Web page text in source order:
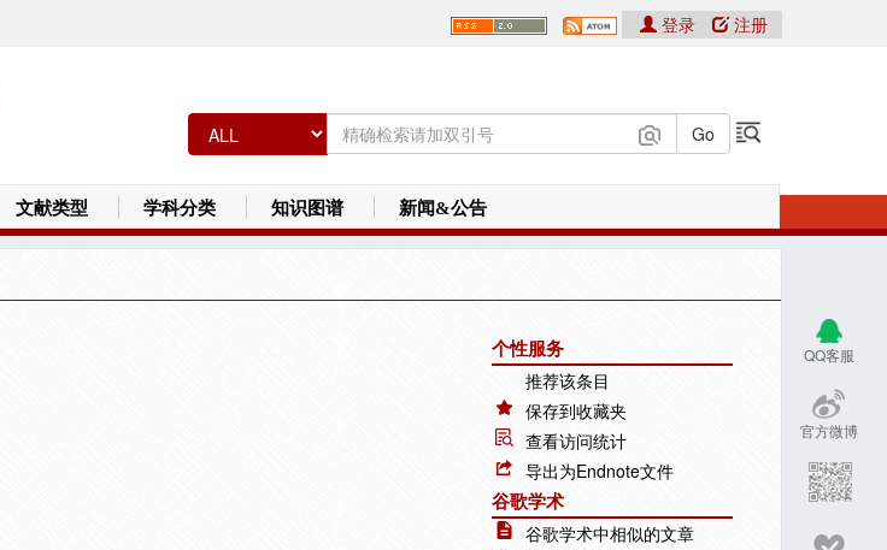
登录 注册
文献类型 学科分类 知识图谱 新闻&公告
QQ客服
官方微博
个性服务
推荐该条目
保存到收藏夹
查看访问统计
导出为Endnote文件
谷歌学术
谷歌学术中相似的文章